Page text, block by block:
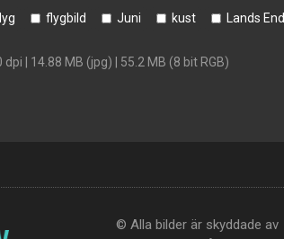
flygbild Juni kust Lands End
| 14.88 MB (jpg) | 55.2 MB (8 bit RGB)
© Alla bilder är skyddade av